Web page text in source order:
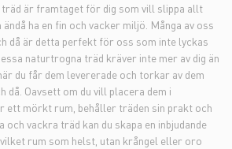
är framtaget för dig som vill slippa allt
ha en fin och vacker miljö. Många av oss
då är detta perfekt för oss som inte lyckas
naturtrogna träd kräver inte mer av dig än
du får dem levererade och torkar av dem
då. Oavsett om du vill placera dem i
ett mörkt rum, behåller träden sin prakt och
vackra träd kan du skapa en inbjudande
rum som helst, utan krångel eller oro